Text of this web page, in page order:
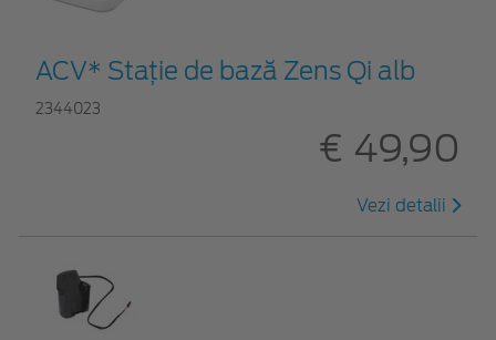
ACV* Stație de bază Zens Qi alb
2344023
€ 49,90
Vezi detalii